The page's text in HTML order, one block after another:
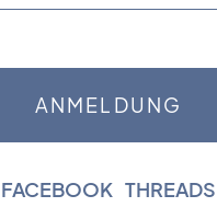
FACEBOOK THREADS